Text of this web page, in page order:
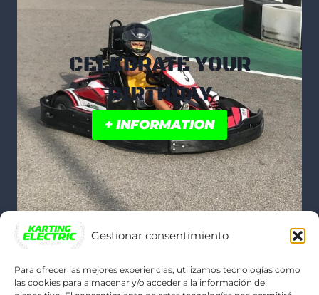
Gestionar consentimiento
Para ofrecer las mejores experiencias, utilizamos tecnologías como
las cookies para almacenar y/o acceder a la información del
CELEBRATE YOUR
BIRTHDAY
+ INFORMATION